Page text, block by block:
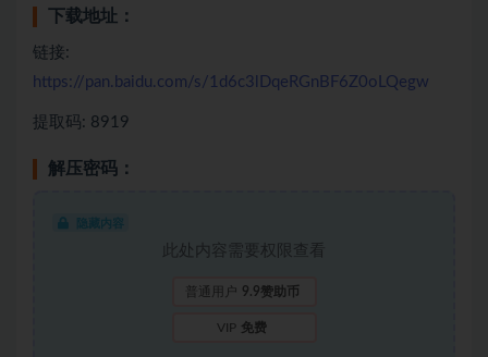
下载地址：
链接:
https://pan.baidu.com/s/1d6c3lDqeRGnBF6Z0oLQegw
提取码: 8919
解压密码：
隐藏内容
此处内容需要权限查看
普通用户 9.9赞助币
VIP 免费